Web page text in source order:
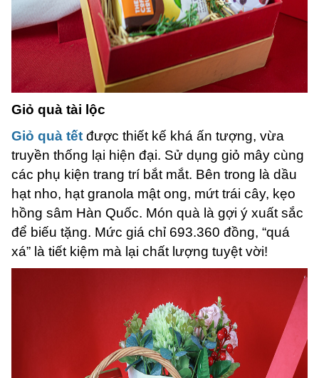
Giỏ quà tài lộc
Giỏ quà tết được thiết kế khá ấn tượng, vừa
truyền thống lại hiện đại. Sử dụng giỏ mây cùng
các phụ kiện trang trí bắt mắt. Bên trong là dầu
hạt nho, hạt granola mật ong, mứt trái cây, kẹo
hồng sâm Hàn Quốc. Món quà là gợi ý xuất sắc
để biếu tặng. Mức giá chỉ 693.360 đồng, “quá
xá” là tiết kiệm mà lại chất lượng tuyệt vời!